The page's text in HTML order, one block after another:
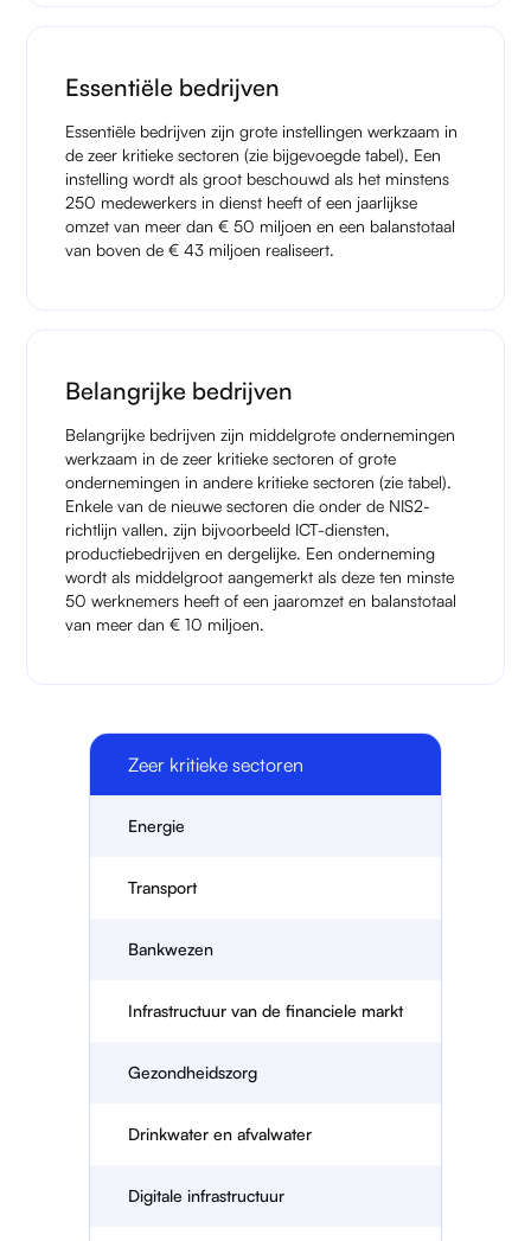
Essentiële bedrijven
Essentiële bedrijven zijn grote instellingen werkzaam in
de zeer kritieke sectoren (zie bijgevoegde tabel), Een
instelling wordt als groot beschouwd als het minstens
250 medewerkers in dienst heeft of een jaarlijkse
omzet van meer dan € 50 miljoen en een balanstotaal
van boven de € 43 miljoen realiseert.
Belangrijke bedrijven
Belangrijke bedrijven zijn middelgrote ondernemingen
werkzaam in de zeer kritieke sectoren of grote
ondernemingen in andere kritieke sectoren (zie tabel).
Enkele van de nieuwe sectoren die onder de NIS2-
richtlijn vallen, zijn bijvoorbeeld ICT-diensten,
productiebedrijven en dergelijke. Een onderneming
wordt als middelgroot aangemerkt als deze ten minste
50 werknemers heeft of een jaaromzet en balanstotaal
van meer dan € 10 miljoen.
Zeer kritieke sectoren
Energie
Transport
Bankwezen
Infrastructuur van de financiele markt
Gezondheidszorg
Drinkwater en afvalwater
Digitale infrastructuur